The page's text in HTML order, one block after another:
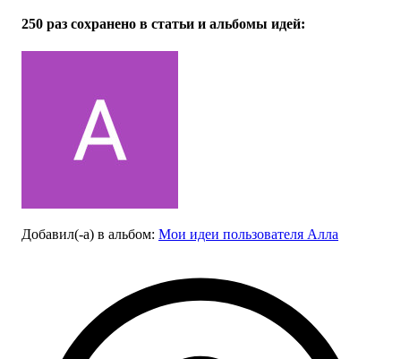
250 раз сохранено в статьи и альбомы идей:
Добавил(-а) в альбом: Мои идеи пользователя Алла